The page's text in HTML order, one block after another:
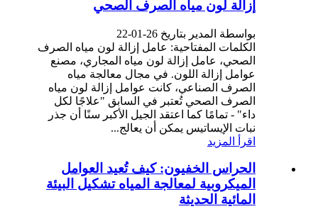
إزالة لون مياه الصرف الصحي
بواسطة المدير بتاريخ 26-01-22
الكلمات المفتاحية: عامل إزالة لون مياه الصرف
الصحي، عامل إزالة لون مياه المجاري، مصنع
عوامل إزالة اللون. في مجال معالجة مياه
الصرف الصناعي، كانت عوامل إزالة لون مياه
الصرف الصحي تُعتبر في السابق "علاجًا لكل
داء" - تمامًا كما اعتقد الجيل الأكبر سنًا أن جذر
نبات الإيساتيس يمكن أن يعالج...
اقرأ المزيد
الحراس الخفيون: كيف تُعيد العوامل
الميكروبية لمعالجة المياه تشكيل البيئة
المائية الحديثة